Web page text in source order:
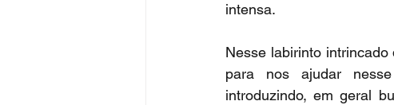
intensa.
Nesse labirinto
para nos ajudar
introduzindo, em geral